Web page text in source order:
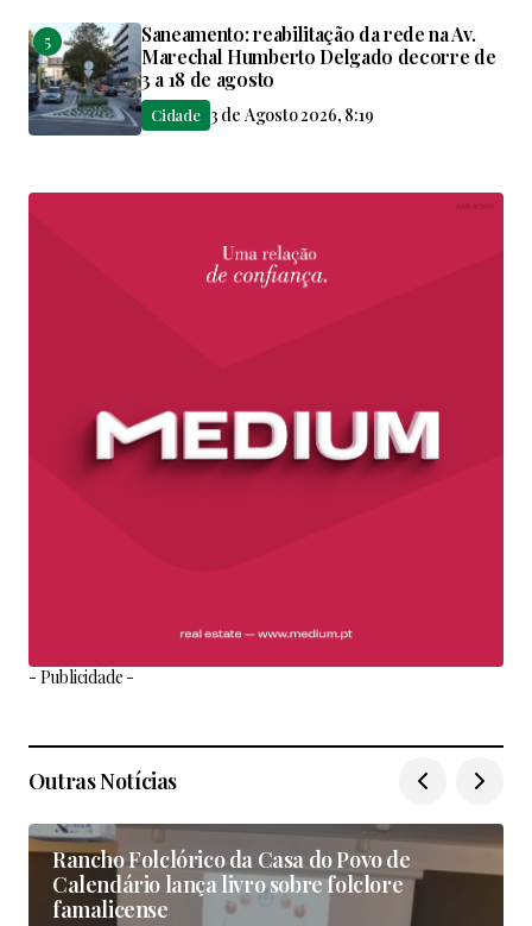
Saneamento: reabilitação da rede na Av.
Marechal Humberto Delgado decorre de
3 a 18 de agosto
Cidade 3 de Agosto 2026, 8:19
- Publicidade -
Outras Notícias
Rancho Folclórico da Casa do Povo de
Calendário lança livro sobre folclore
famalicense